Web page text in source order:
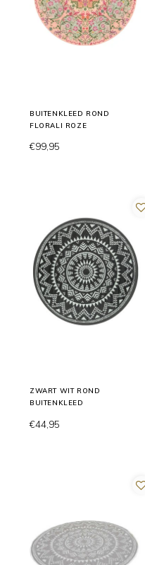
BUITENKLEED ROND
FLORALI ROZE
€99,95
ZWART WIT ROND
BUITENKLEED
€44,95